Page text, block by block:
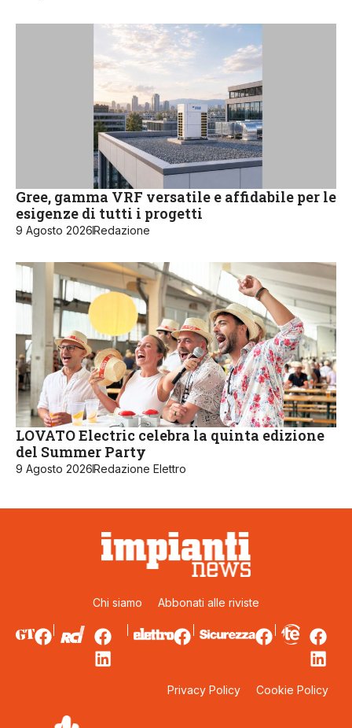
Gree, gamma VRF versatile e affidabile per le
esigenze di tutti i progetti
9 Agosto 2026Redazione
LOVATO Electric celebra la quinta edizione
del Summer Party
9 Agosto 2026Redazione Elettro
Chi siamo Abbonati alle riviste
Privacy Policy Cookie Policy